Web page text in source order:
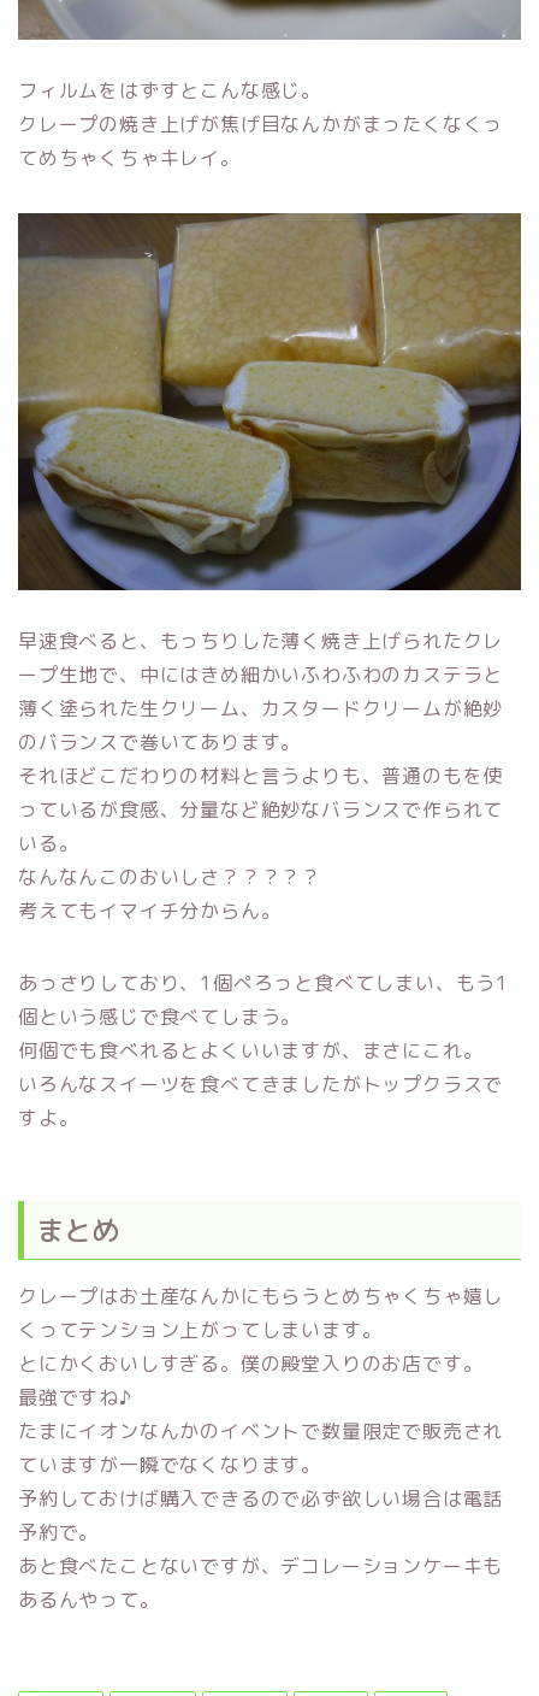
フィルムをはずすとこんな感じ。
クレープの焼き上げが焦げ目なんかがまったくなくっ
てめちゃくちゃキレイ。
早速食べると、もっちりした薄く焼き上げられたクレ
ープ生地で、中にはきめ細かいふわふわのカステラと
薄く塗られた生クリーム、カスタードクリームが絶妙
のバランスで巻いてあります。
それほどこだわりの材料と言うよりも、普通のもを使
っているが食感、分量など絶妙なバランスで作られて
いる。
なんなんこのおいしさ？？？？？
考えてもイマイチ分からん。
あっさりしており、1個ぺろっと食べてしまい、もう1
個という感じで食べてしまう。
何個でも食べれるとよくいいますが、まさにこれ。
いろんなスイーツを食べてきましたがトップクラスで
すよ。
まとめ
クレープはお土産なんかにもらうとめちゃくちゃ嬉し
くってテンション上がってしまいます。
とにかくおいしすぎる。僕の殿堂入りのお店です。
最強ですね♪
たまにイオンなんかのイベントで数量限定で販売され
ていますが一瞬でなくなります。
予約しておけば購入できるので必ず欲しい場合は電話
予約で。
あと食べたことないですが、デコレーションケーキも
あるんやって。